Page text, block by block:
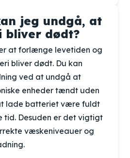
jeg undgå, at
bliver dødt?
at forlænge levetiden og
bliver dødt. Du kan
ved at undgå at
enheder tændt uden
lade batteriet være fuldt
Desuden er det vigtigt
væskeniveauer og